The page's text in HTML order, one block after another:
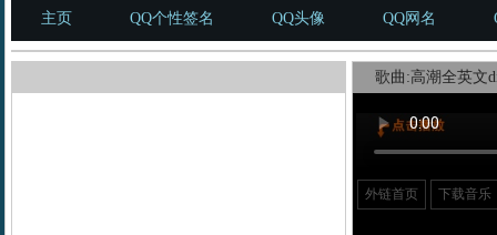
主页 QQ个性签名 QQ头像 QQ网名
歌曲:高潮全英文
外链首页 下载音乐